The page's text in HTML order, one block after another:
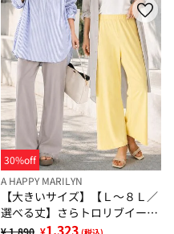
30%off
A HAPPY MARILYN
【大きいサイズ】【Ｌ～８Ｌ／
選べる丈】さらトロリブイージ
ーパンツ1,323